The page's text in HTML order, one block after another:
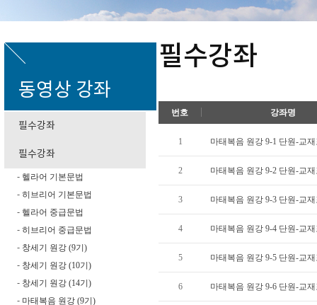
동영상 강좌
필수강좌
필수강좌
- 헬라어 기본문법
- 히브리어 기본문법
- 헬라어 중급문법
- 히브리어 중급문법
- 창세기 원강 (9기)
- 창세기 원강 (10기)
- 창세기 원강 (14기)
- 마태복음 원강 (9기)
필수강좌
번호 강좌명
1 마태복음 원강 9-1 단원-교
2 마태복음 원강 9-2 단원-교
3 마태복음 원강 9-3 단원-교
4 마태복음 원강 9-4 단원-교
5 마태복음 원강 9-5 단원-교
6 마태복음 원강 9-6 단원-교